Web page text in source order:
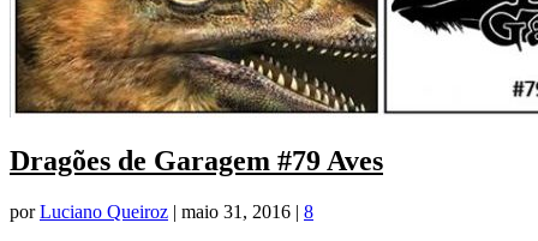
Dragões de Garagem #79 Aves
porLuciano Queiroz | maio 31, 2016 | 8